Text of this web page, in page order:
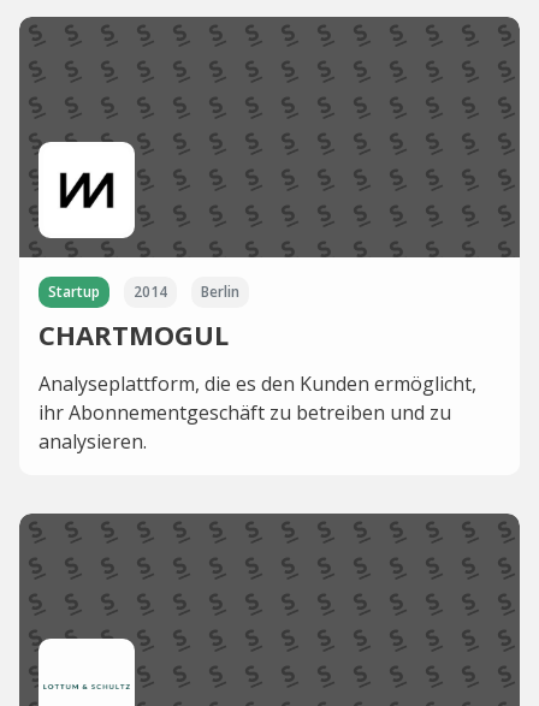
Startup 2014 Berlin
CHARTMOGUL
Analyseplattform, die es den Kunden ermöglicht,
ihr Abonnementgeschäft zu betreiben und zu
analysieren.